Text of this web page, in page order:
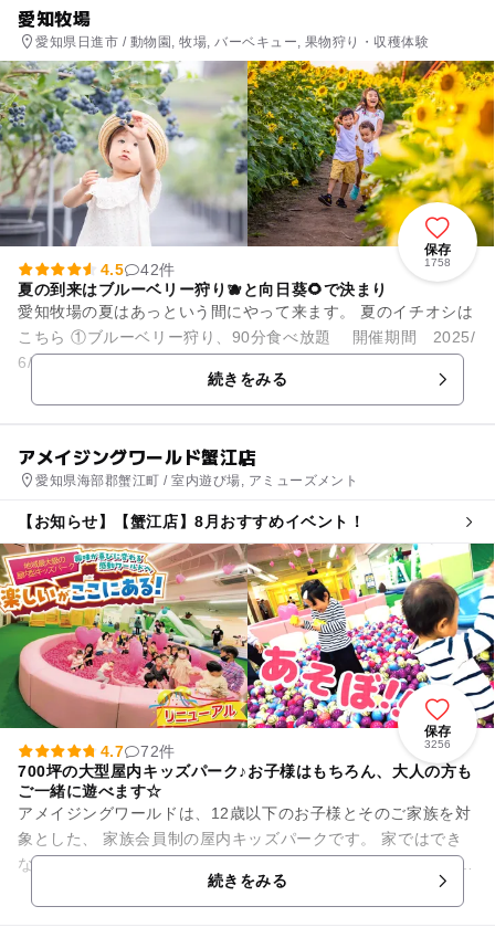
愛知牧場
愛知県日進市 / 動物園, 牧場, バーベキュー, 果物狩り・収穫体験
保存
1758
4.5
42件
夏の到来はブルーベリー狩り🫐と向日葵🌻で決まり
愛知牧場の夏はあっという間にやって来ます。 夏のイチオシは
こちら ①ブルーベリー狩り、90分食べ放題 開催期間 2025/
6/14～8月中旬 料金 大人（中学生以上）…2,0...
続きをみる
アメイジングワールド蟹江店
愛知県海部郡蟹江町 / 室内遊び場, アミューズメント
【お知らせ】【蟹江店】8月おすすめイベント！
保存
3256
4.7
72件
700坪の大型屋内キッズパーク♪お子様はもちろん、大人の方も
ご一緒に遊べます☆
アメイジングワールドは、12歳以下のお子様とそのご家族を対
象とした、 家族会員制の屋内キッズパークです。 家ではでき
ない大きな遊びを安心・安全にご家族みんなで楽しめる屋内 型
続きをみる